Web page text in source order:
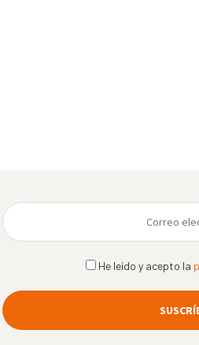
He leído y acepto la